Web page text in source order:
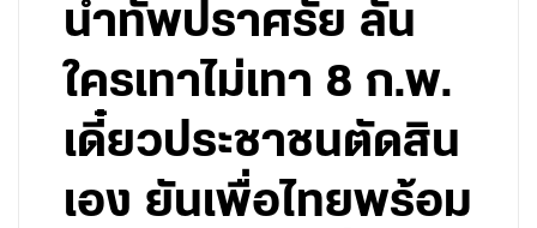
นำทัพปราศรัย ลั่น
ใครเทาไม่เทา 8 ก.พ.
เดี๋ยวประชาชนตัดสิน
เอง ยันเพื่อไทยพร้อม